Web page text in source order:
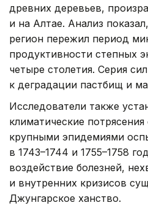
древних деревьев,
и на Алтае. Анализ
регион пережил период
продуктивности степных
четыре столетия. Серия
к деградации пастбищ и
Исследователи также
климатические
крупными эпидемиями
в 1743–1744 и 1755–1758
воздействие болезней,
и внутренних кризисов
Джунгарское ханство.